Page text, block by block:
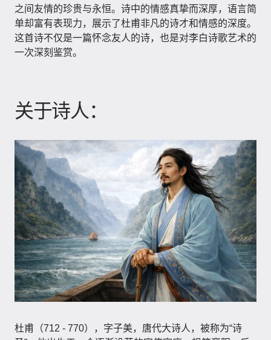
之间友情的珍贵与永恒。诗中的情感真挚而深厚，语言简
单却富有表现力，展示了杜甫非凡的诗才和情感的深度。
这首诗不仅是一篇怀念友人的诗，也是对李白诗歌艺术的
一次深刻鉴赏。
关于诗人：
杜甫（712 - 770），字子美，唐代大诗人，被称为“诗